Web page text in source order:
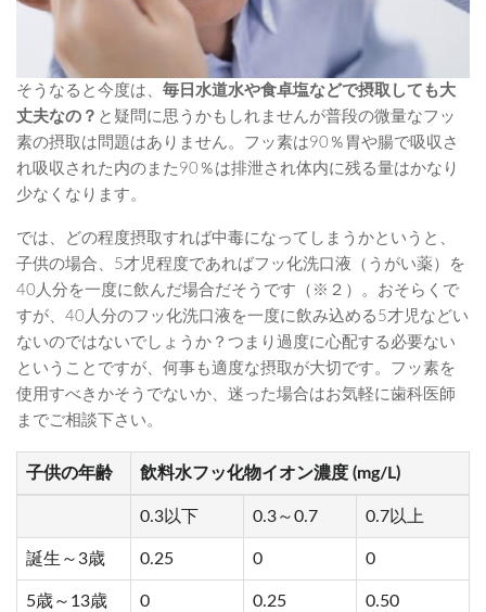
そうなると今度は、 毎日水道水や食卓塩などで摂取しても大
丈夫なの？ と疑問に思うかもしれませんが普段の微量なフッ
素の摂取は問題はありません。フッ素は90％胃や腸で吸収さ
れ吸収された内のまた90％は排泄され体内に残る量はかなり
少なくなります。
では、どの程度摂取すれば中毒になってしまうかというと、
子供の場合、5才児程度であればフッ化洗口液（うがい薬）を
40人分を一度に飲んだ場合だそうです（※２）。おそらくで
すが、40人分のフッ化洗口液を一度に飲み込める5才児などい
ないのではないでしょうか？つまり過度に心配する必要ない
ということですが、何事も適度な摂取が大切です。フッ素を
使用すべきかそうでないか、迷った場合はお気軽に歯科医師
までご相談下さい。
子供の年齢 飲料水フッ化物イオン濃度 (mg/L)
0.3以下 0.3～0.7 0.7以上
誕生～3歳 0.25 0 0
5歳～13歳 0 0.25 0.50